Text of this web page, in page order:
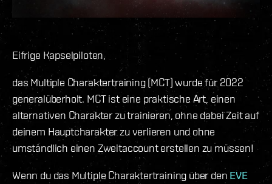
Eifrige Kapselpiloten,
das Multiple Charaktertraining (MCT) wurde für 2022
generalüberholt. MCT ist eine praktische Art, einen
alternativen Charakter zu trainieren, ohne dabei Zeit auf
deinem Hauptcharakter zu verlieren und ohne
umständlich einen Zweitaccount erstellen zu müssen!
Wenn du das Multiple Charaktertraining über den EVE